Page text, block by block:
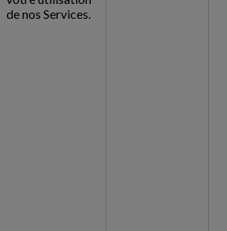
de nos Services.